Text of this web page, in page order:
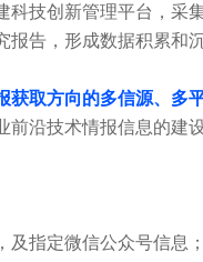
技创新管理平台，采
告，形成数据积累和沉
获取方向的多信源、多
前沿技术情报信息的建
指定微信公众号信息；